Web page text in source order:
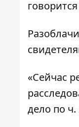
«Сейчас
дело по